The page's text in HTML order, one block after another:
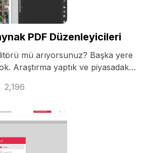
PDF Düzenleyicileri
mü arıyorsunuz? Başka yere
Araştırma yaptık ve piyasadaki
...
2,196